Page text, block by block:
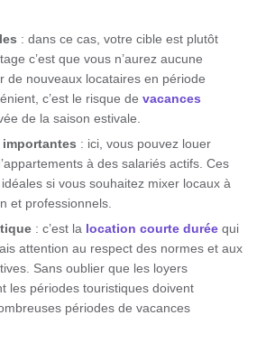
: dans ce cas, votre cible est plutôt
c’est que vous n’aurez aucune
de nouveaux locataires en période
c’est le risque de vacances
de la saison estivale.
importantes : ici, vous pouvez louer
à des salariés actifs. Ces
si vous souhaitez mixer locaux à
et professionnels.
: c’est la location courte durée qui
attention au respect des normes et aux
Sans oublier que les loyers
les périodes touristiques doivent
périodes de vacances